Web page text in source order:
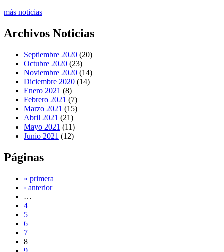
más noticias
Archivos Noticias
Septiembre 2020 (20)
Octubre 2020 (23)
Noviembre 2020 (14)
Diciembre 2020 (14)
Enero 2021 (8)
Febrero 2021 (7)
Marzo 2021 (15)
Abril 2021 (21)
Mayo 2021 (11)
Junio 2021 (12)
Páginas
« primera
‹ anterior
…
4
5
6
7
8